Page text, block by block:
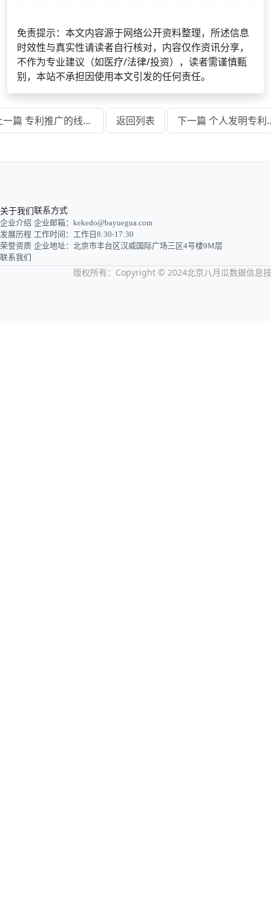
免责提示：本文内容源于网络公开资料整理，所述信息
时效性与真实性请读者自行核对，内容仅作资讯分享，
不作为专业建议（如医疗/法律/投资），读者需谨慎甄
别，本站不承担因使用本文引发的任何责任。
上一篇 专利推广的线下渠道有哪些实用途径 返回列表 下一篇 个
关于我们
企业介绍
发展历程
荣誉资质
联系我们
联系方式
企业邮箱：kekedo@bayuegua.com
工作时间：工作日8:30-17:30
企业地址：北京市丰台区汉威国际广场三区4号楼9M层
版权所有：Copyright © 2024北京八月瓜数据信息